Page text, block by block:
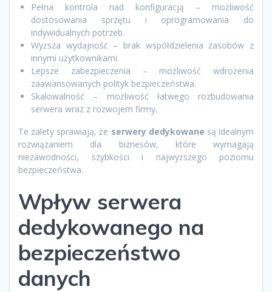
Pełna kontrola nad konfiguracją – możliwość
dostosowania sprzętu i oprogramowania do
indywidualnych potrzeb.
Wyższa wydajność – brak współdzielenia zasobów z
innymi użytkownikami.
Lepsze zabezpieczenia – możliwość wdrożenia
zaawansowanych polityk bezpieczeństwa.
Skalowalność – możliwość łatwego rozbudowania
serwera wraz z rozwojem firmy.
Te zalety sprawiają, że serwery dedykowane są idealnym
rozwiązaniem dla biznesów, które wymagają
niezawodności, szybkości i najwyższego poziomu
bezpieczeństwa.
Wpływ serwera
dedykowanego na
bezpieczeństwo
danych